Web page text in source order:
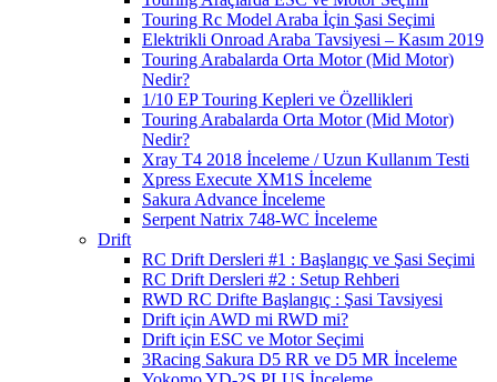
Touring Rc Model Araba İçin Şasi Seçimi
Elektrikli Onroad Araba Tavsiyesi – Kasım 2019
Touring Arabalarda Orta Motor (Mid Motor)
Nedir?
1/10 EP Touring Kepleri ve Özellikleri
Touring Arabalarda Orta Motor (Mid Motor)
Nedir?
Xray T4 2018 İnceleme / Uzun Kullanım Testi
Xpress Execute XM1S İnceleme
Sakura Advance İnceleme
Serpent Natrix 748-WC İnceleme
Drift
RC Drift Dersleri #1 : Başlangıç ve Şasi Seçimi
RC Drift Dersleri #2 : Setup Rehberi
RWD RC Drifte Başlangıç : Şasi Tavsiyesi
Drift için AWD mi RWD mi?
Drift için ESC ve Motor Seçimi
3Racing Sakura D5 RR ve D5 MR İnceleme